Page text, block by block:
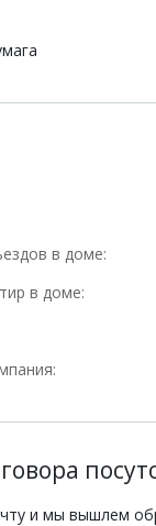
в доме:
в доме:
и мы вышлем